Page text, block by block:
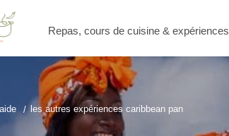
Repas, cours de cuisine & expériences
les autres expériences caribbean pan